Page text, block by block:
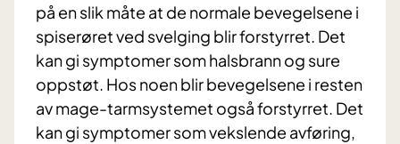
på en slik måte at de normale bevegelsene i
spiserøret ved svelging blir forstyrret. Det
kan gi symptomer som halsbrann og sure
oppstøt. Hos noen blir bevegelsene i resten
av mage-tarmsystemet også forstyrret. Det
kan gi symptomer som vekslende avføring,